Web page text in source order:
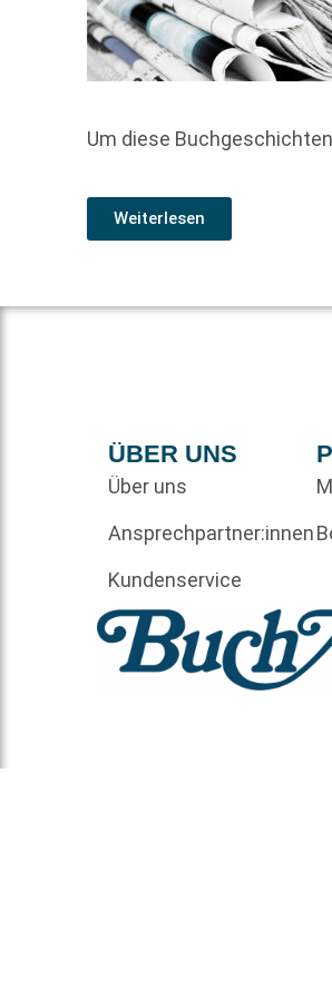
Um diese
Weiterlesen
ÜBER UNS
Über uns
Ansprechpartner:innen
Kundenservice